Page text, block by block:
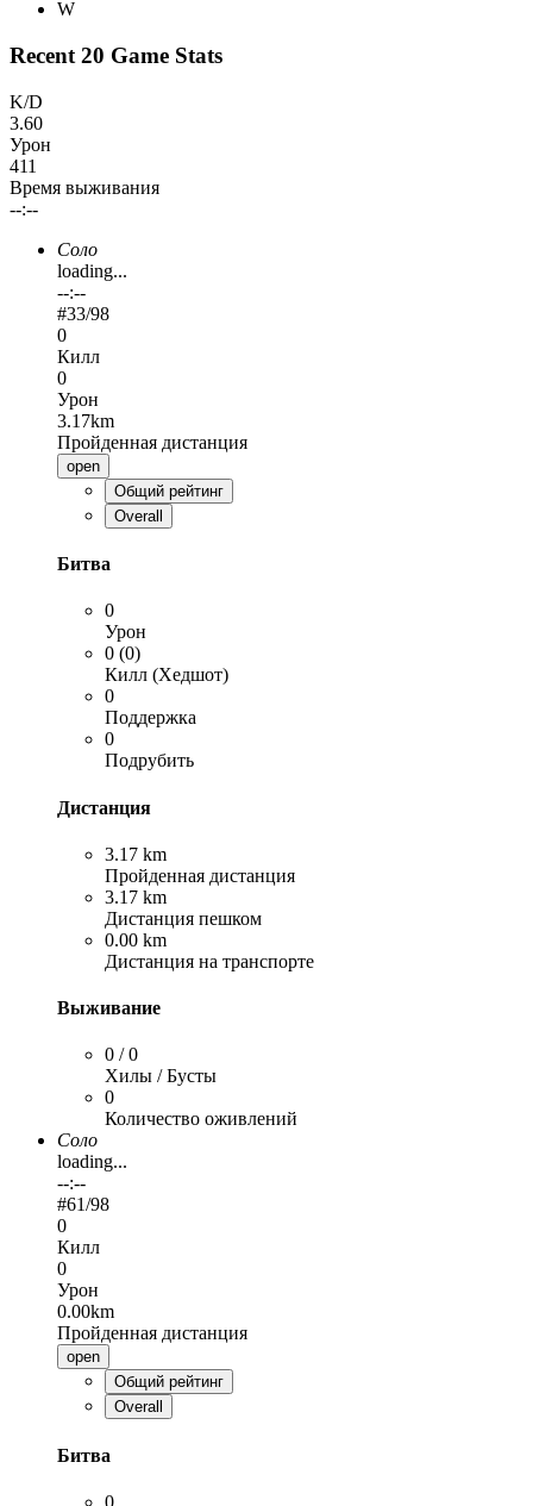
W
Recent 20 Game Stats
K/D
3.60
Урон
411
Время выживания
--:--
Соло
loading...
--:--
#33/98
0
Килл
0
Урон
3.17km
Пройденная дистанция
open
Общий рейтинг
Overall
Битва
0
Урон
0 (0)
Килл (Хедшот)
0
Поддержка
0
Подрубить
Дистанция
3.17 km
Пройденная дистанция
3.17 km
Дистанция пешком
0.00 km
Дистанция на транспорте
Выживание
0 / 0
Хилы / Бусты
0
Количество оживлений
Соло
loading...
--:--
#61/98
0
Килл
0
Урон
0.00km
Пройденная дистанция
open
Общий рейтинг
Overall
Битва
0